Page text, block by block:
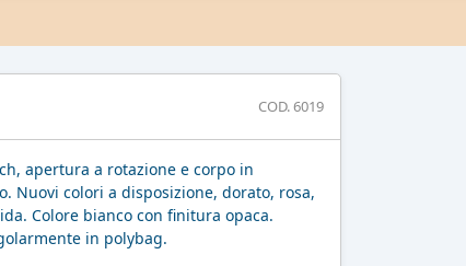
COD. 6019
apertura a rotazione e corpo in
Nuovi colori a disposizione, dorato, rosa,
Colore bianco con finitura opaca.
in polybag.